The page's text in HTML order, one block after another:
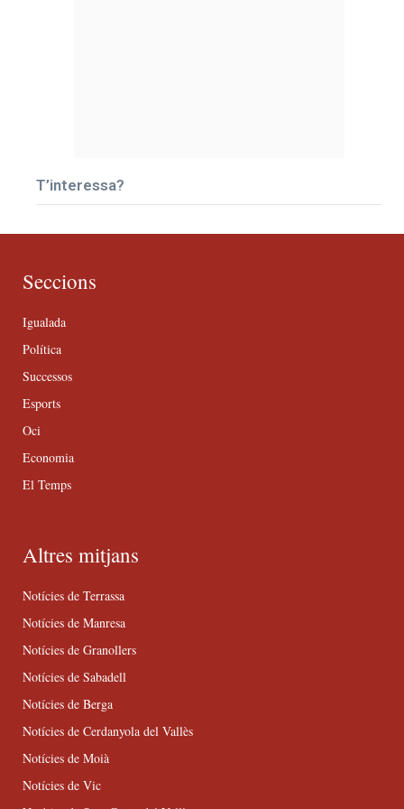
T’interessa?
Seccions
Igualada
Política
Successos
Esports
Oci
Economia
El Temps
Altres mitjans
Notícies de Terrassa
Notícies de Manresa
Notícies de Granollers
Notícies de Sabadell
Notícies de Berga
Notícies de Cerdanyola del Vallès
Notícies de Moià
Notícies de Vic